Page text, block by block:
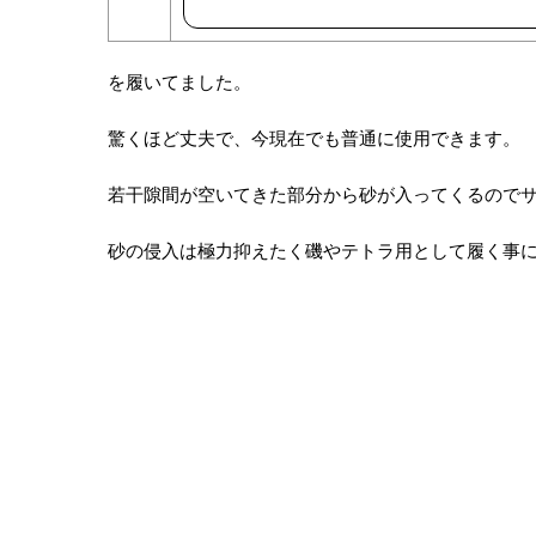
を履いてました。
驚くほど丈夫で、今現在でも普通に使用できます。
若干隙間が空いてきた部分から砂が入ってくるので
砂の侵入は極力抑えたく磯やテトラ用として履く事に